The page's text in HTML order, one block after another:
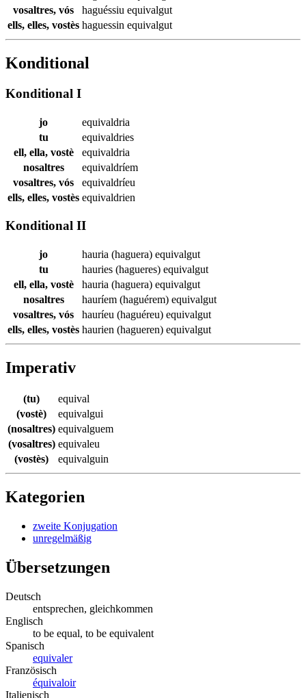
vosaltres, vós
haguéssiu equivalgut
ells, elles, vostès haguessin equivalgut
Konditional
Konditional I
jo
equivaldria
tu
equivaldries
ell, ella, vostè
equivaldria
nosaltres
equivaldríem
vosaltres, vós
equivaldríeu
ells, elles, vostès equivaldrien
Konditional II
jo hauria (haguera) equivalgut
tu
hauries (hagueres) equivalgut
ell, ella, vostè
hauria (haguera) equivalgut
nosaltres
hauríem (haguérem) equivalgut
vosaltres, vós
hauríeu (haguéreu) equivalgut
ells, elles, vostès haurien (hagueren) equivalgut
Imperativ
(tu)
equival
(vostè)
equivalgui
(nosaltres) equivalguem
(vosaltres) equivaleu
(vostès)
equivalguin
Kategorien
zweite Konjugation
unregelmäßig
Übersetzungen
Deutsch
entsprechen, gleichkommen
Englisch
to be equal, to be equivalent
Spanisch
equivaler
Französisch
équivaloir
Italienisch